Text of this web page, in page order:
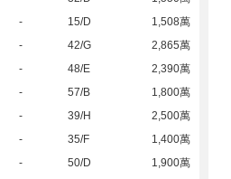
- 15/D
1,508萬
- 42/G
2,865萬
- 48/E
2,390萬
- 57/B
1,800萬
- 39/H
2,500萬
- 35/F
1,400萬
- 50/D
1,900萬